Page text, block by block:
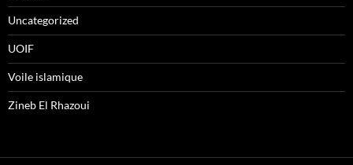
Uncategorized
UOIF
Voile islamique
Zineb El Rhazoui